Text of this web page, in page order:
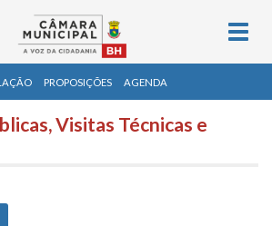
PROPOSIÇÕES AGENDA
Visitas Técnicas e